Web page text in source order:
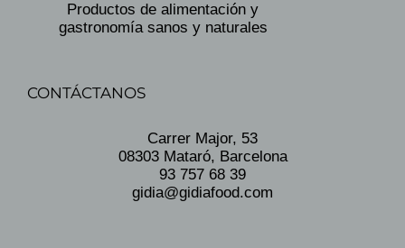
Productos de alimentación y
gastronomía sanos y naturales
CONTÁCTANOS
Carrer Major, 53
08303 Mataró, Barcelona
93 757 68 39
gidia@gidiafood.com